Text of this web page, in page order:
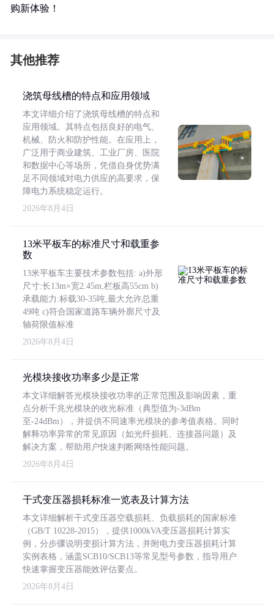
购新体验！
其他推荐
浇筑母线槽的特点和应用领域
本文详细介绍了浇筑母线槽的特点和
应用领域。其特点包括良好的电气、
机械、防火和防护性能。在应用上，
广泛用于商业建筑、工业厂房、医院
和数据中心等场所，凭借自身优势满
足不同领域对电力供应的高要求，保
障电力系统稳定运行。
2026年8月4日
13米平板车的标准尺寸和载重参
数
13米平板车主要技术参数包括: a)外形
尺寸:长13m×宽2.45m,栏板高55cm b)
承载能力:标载30-35吨,最大允许总重
49吨 c)符合国家道路车辆外廓尺寸及
轴荷限值标准
2026年8月4日
光模块接收功率多少是正常
本文详细解答光模块接收功率的正常范围及影响因素，重
点分析千兆光模块的收光标准（典型值为-3dBm
至-24dBm），并提供不同速率光模块的参考值表格。同时
解释功率异常的常见原因（如光纤损耗、连接器问题）及
解决方案，帮助用户快速判断网络性能问题。
2026年8月4日
干式变压器损耗标准一览表及计算方法
本文详细解析干式变压器空载损耗、负载损耗的国家标准
（GB/T 10228-2015），提供1000kVA变压器损耗计算实
例，分步骤说明变损计算方法，并附电力变压器损耗计算
实例表格，涵盖SCB10/SCB13等常见型号参数，指导用户
快速掌握变压器能效评估要点。
2026年8月4日